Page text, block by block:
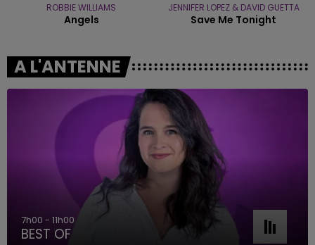
ROBBIE WILLIAMS
Angels
JENNIFER LOPEZ & DAVID GUETTA
Save Me Tonight
A L'ANTENNE
7h00 - 11h00
BEST OF